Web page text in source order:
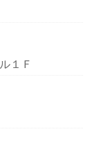
１Ｆ